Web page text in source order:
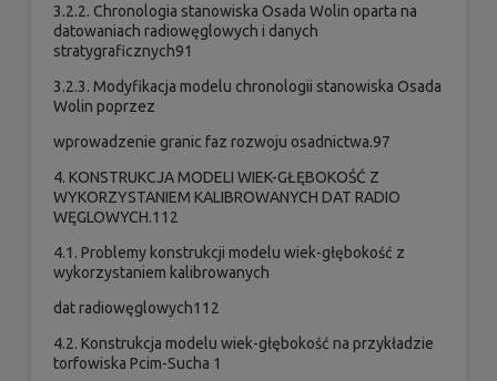
3.2.2. Chronologia stanowiska Osada Wolin oparta na
datowaniach radiowęglowych i danych
stratygraficznych91
3.2.3. Modyfikacja modelu chronologii stanowiska Osada
Wolin poprzez
wprowadzenie granic faz rozwoju osadnictwa.97
4. KONSTRUKCJA MODELI WIEK-GŁĘBOKOŚĆ Z
WYKORZYSTANIEM KALIBROWANYCH DAT RADIO
WĘGLOWYCH.112
4.1. Problemy konstrukcji modelu wiek-głębokość z
wykorzystaniem kalibrowanych
dat radiowęglowych112
4.2. Konstrukcja modelu wiek-głębokość na przykładzie
torfowiska Pcim-Sucha 1